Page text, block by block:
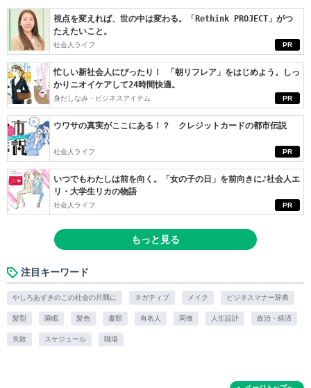
PR
視点を変えれば、世の中は変わる。「Rethink PROJECT」がつ
たえたいこと。
社会人ライフ
PR
忙しい新社会人にぴったり！ 「朝リフレア」をはじめよう。しっ
かりニオイケアして24時間快適。
身だしなみ・ビジネスアイテム
PR
ウワサの真実がここにある！？ クレジットカードの都市伝説
社会人ライフ
PR
いつでもわたしは前を向く。「女の子の日」を前向きに♪社会人エ
リ・大学生リカの物語
社会人ライフ
もっと見る
注目キーワード
やしろあずきのこの社会の片隅に ネガティブ メイク ビジネスマナー辞典
髪型 睡眠 髪色 書類 有名人 同僚 人生設計 政治・経済
失敗 スケジュール 職場